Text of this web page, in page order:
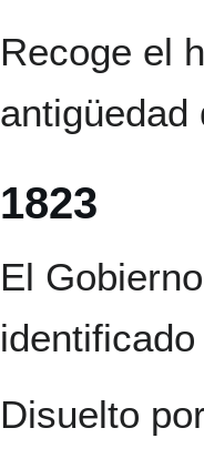
Recoge el
1823
El
Disuelto